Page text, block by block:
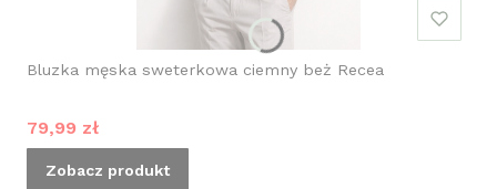
Bluzka męska sweterkowa ciemny beż Recea
Cena promocyjna
79,99 zł
Zobacz produkt